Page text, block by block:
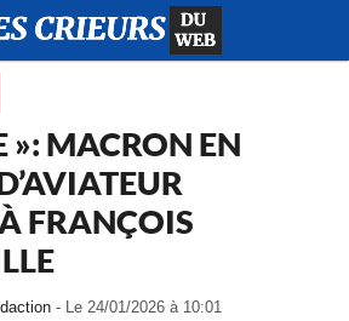
»: MACRON EN
FRANÇOIS
- Le 24/01/2026 à 10:01